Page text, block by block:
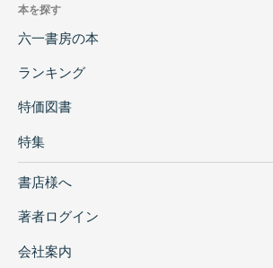
本を探す
六一書房の本
ランキング
特価図書
特集
書店様へ
著者ログイン
会社案内